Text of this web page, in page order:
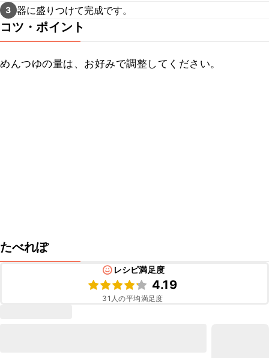
3 器に盛りつけて完成です。
コツ・ポイント
めんつゆの量は、お好みで調整してください。
たべれぽ
レシピ満足度
4.19
31 人の平均満足度